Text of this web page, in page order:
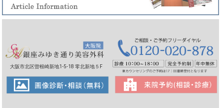
大阪市北区曽根崎新地1-5-18 零北新地５F